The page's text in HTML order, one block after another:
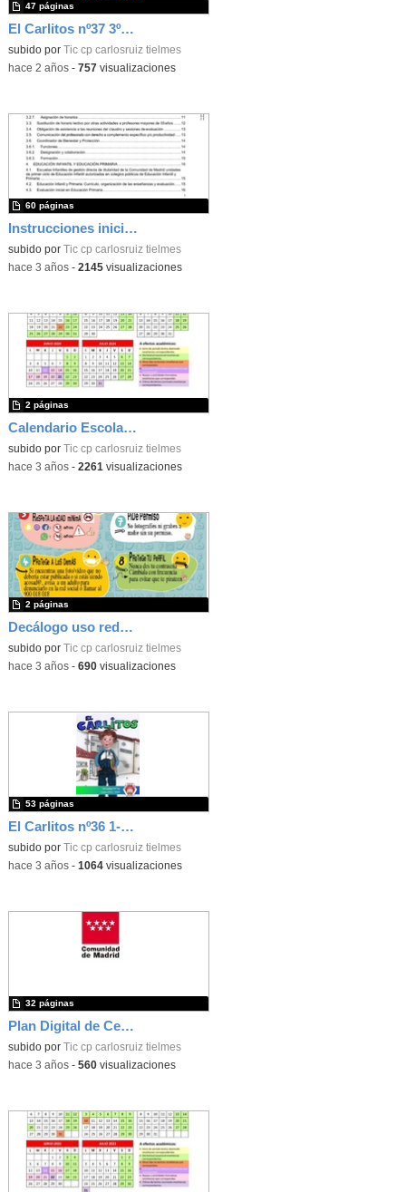
El Carlitos nº37 3ºTrim 22-23
subido por Tic cp carlosruiz tielmes
47 páginas
-hace 2 años- 757visualizaciones
Instrucciones inicio de curso 2023/2024
subido por Tic cp carlosruiz tielmes
60 páginas
-hace 3 años- 2145visualizaciones
Calendario Escolar 2023/2024
subido por Tic cp carlosruiz tielmes
2 páginas
-hace 3 años- 2261 visualizaciones
Decálogo uso redes sociales (Tielmes)
subido por Tic cp carlosruiz tielmes
2 páginas
-hace 3 años- 690visualizaciones
El Carlitos nº36 1-2ºTrim 22-23
subido por Tic cp carlosruiz tielmes
53 páginas
-hace 3 años- 1064visualizaciones
Plan Digital de Centro (CARLOS RUIZ)
subido por Tic cp carlosruiz tielmes
32 páginas
-hace 3 años- 560visualizaciones